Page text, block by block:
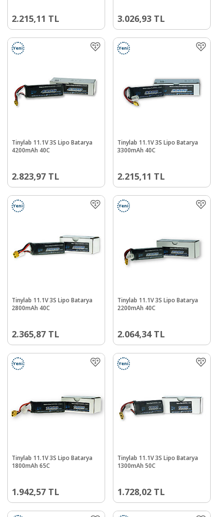
2.215,11 TL 3.026,93 TL
Yeni
Tinylab 11.1V 3S Lipo Batarya
4200mAh 40C
2.823,97 TL
Yeni
Tinylab 11.1V 3S Lipo Batarya
3300mAh 40C
2.215,11 TL
Yeni
Tinylab 11.1V 3S Lipo Batarya
2800mAh 40C
2.365,87 TL
Yeni
Tinylab 11.1V 3S Lipo Batarya
2200mAh 40C
2.064,34TL
Yeni
Tinylab 11.1V 3S Lipo Batarya
1800mAh 65C
1.942,57 TL
Yeni
Tinylab 11.1V 3S Lipo Batarya
1300mAh 50C
1.728,02 TL